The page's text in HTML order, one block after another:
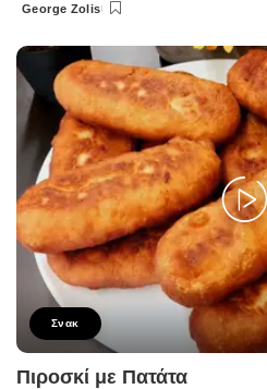
Posted
George Zolis
Σνακ
Πιροσκί με Πατάτα